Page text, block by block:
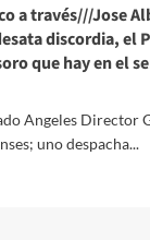
a través///Jose
discordia, el
que hay en el
Angeles Director
uno despacha...